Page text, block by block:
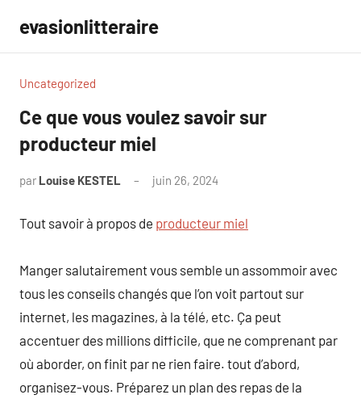
contenu
evasionlitteraire
Uncategorized
Ce que vous voulez savoir sur
producteur miel
par Louise KESTEL juin 26, 2024
Tout savoir à propos de producteur miel
Manger salutairement vous semble un assommoir avec
tous les conseils changés que l’on voit partout sur
internet, les magazines, à la télé, etc. Ça peut
accentuer des millions difficile, que ne comprenant par
où aborder, on finit par ne rien faire. tout d’abord,
organisez-vous. Préparez un plan des repas de la